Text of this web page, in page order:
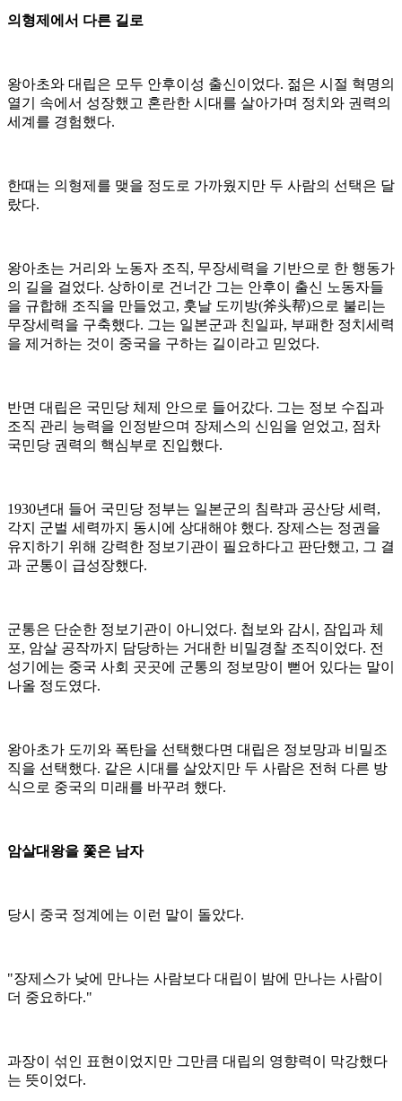
의형제에서 다른 길로
왕아초와 대립은 모두 안후이성 출신이었다. 젊은 시절 혁명의
열기 속에서 성장했고 혼란한 시대를 살아가며 정치와 권력의
세계를 경험했다.
한때는 의형제를 맺을 정도로 가까웠지만 두 사람의 선택은 달
랐다.
왕아초는 거리와 노동자 조직, 무장세력을 기반으로 한 행동가
의 길을 걸었다. 상하이로 건너간 그는 안후이 출신 노동자들
을 규합해 조직을 만들었고, 훗날 도끼방(斧头帮)으로 불리는
무장세력을 구축했다. 그는 일본군과 친일파, 부패한 정치세력
을 제거하는 것이 중국을 구하는 길이라고 믿었다.
반면 대립은 국민당 체제 안으로 들어갔다. 그는 정보 수집과
조직 관리 능력을 인정받으며 장제스의 신임을 얻었고, 점차
국민당 권력의 핵심부로 진입했다.
1930년대 들어 국민당 정부는 일본군의 침략과 공산당 세력,
각지 군벌 세력까지 동시에 상대해야 했다. 장제스는 정권을
유지하기 위해 강력한 정보기관이 필요하다고 판단했고, 그 결
과 군통이 급성장했다.
군통은 단순한 정보기관이 아니었다. 첩보와 감시, 잠입과 체
포, 암살 공작까지 담당하는 거대한 비밀경찰 조직이었다. 전
성기에는 중국 사회 곳곳에 군통의 정보망이 뻗어 있다는 말이
나올 정도였다.
왕아초가 도끼와 폭탄을 선택했다면 대립은 정보망과 비밀조
직을 선택했다. 같은 시대를 살았지만 두 사람은 전혀 다른 방
식으로 중국의 미래를 바꾸려 했다.
암살대왕을 쫓은 남자
당시 중국 정계에는 이런 말이 돌았다.
"장제스가 낮에 만나는 사람보다 대립이 밤에 만나는 사람이
더 중요하다."
과장이 섞인 표현이었지만 그만큼 대립의 영향력이 막강했다
는 뜻이었다.